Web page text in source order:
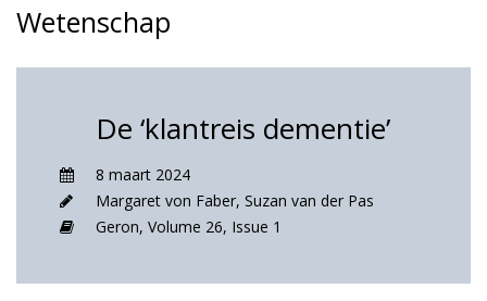
Wetenschap
De ‘klantreis dementie’
8 maart 2024
Margaret von Faber, Suzan van der Pas
Geron, Volume 26, Issue 1